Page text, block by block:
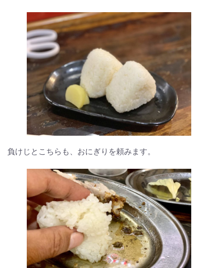
負けじとこちらも、おにぎりを頼みます。